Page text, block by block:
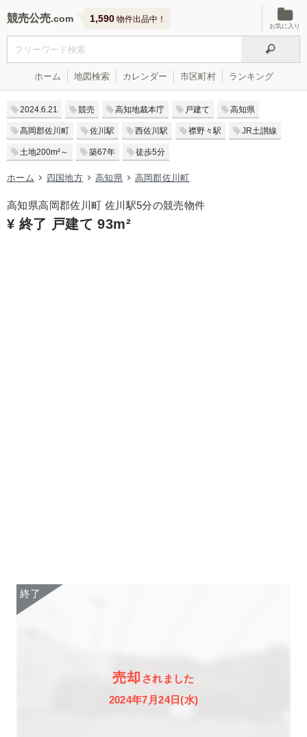
競売公売 1,590 物件出品中！
お気に入り
ホーム 地図検索 カレンダー 市区町村 ランキング
2024.6.21 競売 高知地裁本庁 戸建て 高知県
高岡郡佐川町 佐川駅 西佐川駅 襟野々駅 JR土讃線
土地200m²～ 築67年 徒歩5分
ホーム 四国地方 高知県 高岡郡佐川町
高知県高岡郡佐川町 佐川駅5分の競売物件
¥ 終了 戸建て 93m²
売却 されました
2024年7月24日(水)